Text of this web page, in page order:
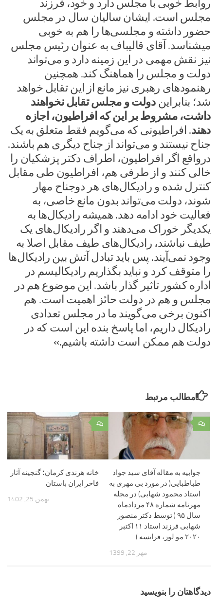
روابط خوبی با مجلس دارد و خود، فرزند
مجلس است. ایشان سالیان سال در مجلس
حضور داشته و مجلسی‌ها را هم به خوبی
میشناسد. آقای قالیباف به عنوان رئیس مجلس
نیز نقش مهمی در این زمینه دارد و می‌تواند
دولت و مجلس را هماهنگ کند. همچنین
رهنمود‌های رهبری نیز مانع از این تقابل خواهد
شد؛ بنابرایندولت و مجلس تقابل نخواهند
داشت، مشروط بر این که افراطیون، اجازه
دهند. افراطیونی که می‌گویم فقط متعلق به یک
جناح نیستند و می‌تواند از جناح دیگری هم باشند.
درواقع اگر افراطیون، اطراف دکتر پزشکیان را
خالی کنند و از طرفی هم، افراطیون طی مقابل
کنترل شده و رادیکال‌های هر دوجناح مهار
شوند، دولت می‌تواند بدون مانع خاصی، به
فعالیت خود ادامه دهد. همیشه رادیکال‌ها به
یکدیگر خوراک می‌دهند و اگر رادیکال‌های یک
طیف نباشند، رادیکال‌های طیف مقابل اصلا به
وجود نمی‌آیند. پس باید تبادل آتش بین رادیکال‌ها
را متوقف کرد و نباید بگذاریم رادیکالیسم در
اداره کشور تاثیر گذار باشد. این موضوع هم در
مجلس و هم در دولت حائز اهمیت است. هم
اکنون برخی می‌گویند ما در مجلس تعدادی
رادیکال داریم، اما پاسخ بنده این است که در
دولت هم ممکن است داشته باشیم.»
مطالب مرتبط
۰
خانه هرندی کرمان؛ گنجینه آثار
فاخر ایران باستان
بهمن 25, 1402
۰
جوابیه به مقاله آقای سید جواد
طباطبایی( در مورد بی مهری به
استاد محمود شهابی) در مجله
مهرنامه شماره ۴۸ مردادماه
سال ۹۵ ( توسط دکتر منصور
شهابی فرزند استاد ۱۱ اکتبر
۲۰۲۰ مو لوز، فرانسه )
مهر 22, 1399
دیدگاهتان را بنویسید